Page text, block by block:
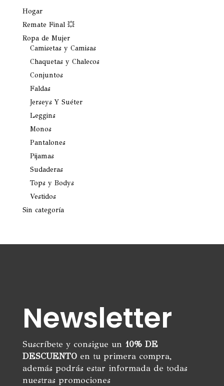
Hogar
Remate Final 💥
Ropa de Mujer
Camisetas y Camisas
Chaquetas y Chalecos
Conjuntos
Faldas
Jerseys Y Suéter
Leggins
Monos
Pantalones
Pijamas
Sudaderas
Tops y Bodys
Vestidos
Sin categoría
Newsletter
Suscríbete y consigue un 10% DE
DESCUENTOen tu primera compra,
además podrás estar informada de todas
nuestras promociones